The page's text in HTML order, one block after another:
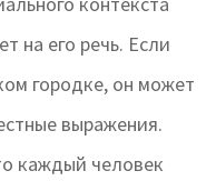
на его речь. Если
городке, он может
выражения.
каждый человек